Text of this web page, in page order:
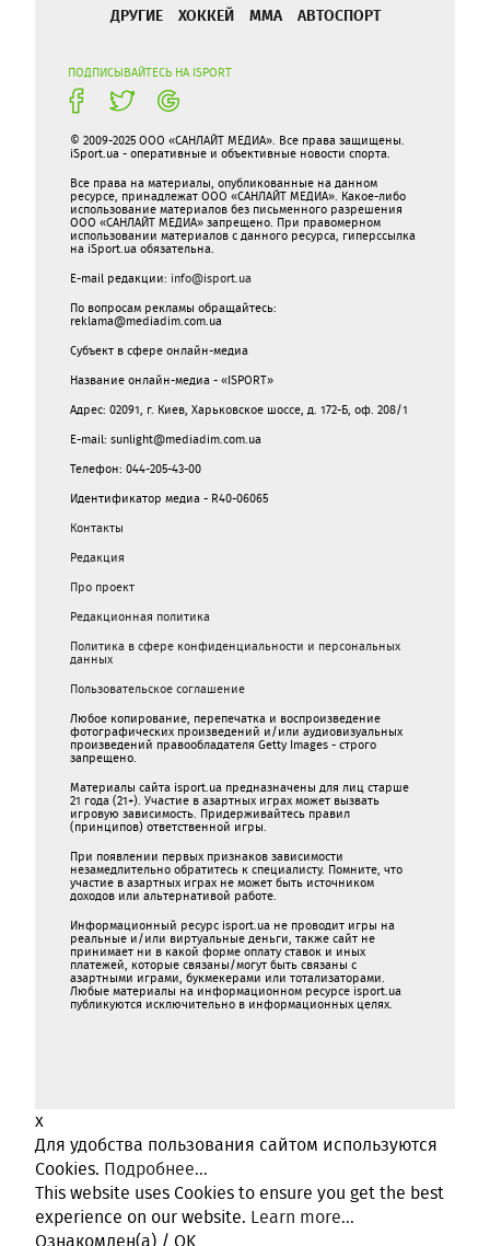
ДРУГИЕ
ХОККЕЙ ММА АВТОСПОРТ
ПОДПИСЫВАЙТЕСЬ НА ISPORT
© 2009-2025 ООО «САНЛАЙТ МЕДИА». Все права защищены.
iSport.ua - оперативные и объективные новости спорта.
Все права на материалы, опубликованные на данном
ресурсе, принадлежат ООО «САНЛАЙТ МЕДИА». Какое-либо
использование материалов без письменного разрешения
ООО «САНЛАЙТ МЕДИА» запрещено. При правомерном
использовании материалов с данного ресурса, гиперссылка
на iSport.ua обязательна.
E-mail редакции: info@isport.ua
По вопросам рекламы обращайтесь:
reklama@mediadim.com.ua
Субъект в сфере онлайн-медиа
Название онлайн-медиа - «ISPORT»
Адрес: 02091, г. Киев, Харьковское шоссе, д. 172-Б, оф. 208/1
E-mail: sunlight@mediadim.com.ua
Телефон: 044-205-43-00
Идентификатор медиа - R40-06065
Контакты
Редакция
Про проект
Редакционная политика
Политика в сфере конфиденциальности и персональных
данных
Пользовательское соглашение
Любое копирование, перепечатка и воспроизведение
фотографических произведений и/или аудиовизуальных
произведений правообладателя Getty Images - строго
запрещено.
Материалы сайта isport.ua предназначены для лиц старше
21 года (21+). Участие в азартных играх может вызвать
игровую зависимость. Придерживайтесь правил
(принципов) ответственной игры.
При появлении первых признаков зависимости
незамедлительно обратитесь к специалисту. Помните, что
участие в азартных играх не может быть источником
доходов или альтернативой работе.
Информационный ресурс isport.ua не проводит игры на
реальные и/или виртуальные деньги, также сайт не
принимает ни в какой форме oплaту ставок и иных
платежей, которые связаны/могут быть связаны c
азартными игрaми, букмекерами или тотализаторами.
Любые материалы на информационном ресурсе isport.ua
публикуютcя исключительно в информационных целях.
x
Для удобства пользования сайтом используются
Cookies. Подробнее...
This website uses Cookies to ensure you get the best
experience on our website. Learn more...